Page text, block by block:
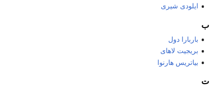
ايلودى شيرى
ب
باربارا دول
بريجيت لاهاى
بياتريس هارنوا
ت